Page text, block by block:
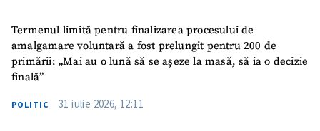
Termenul limită pentru finalizarea procesului de
amalgamare voluntară a fost prelungit pentru 200 de
primării: „Mai au o lună să se așeze la masă, să ia o decizie
finală”
POLITIC 31 iulie 2026, 12:11